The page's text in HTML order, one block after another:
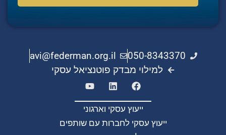
050-8343370
avi@federman.org.il
למילוי מבדק פוטנציאל עסקי
ייעוץ עסקי וארגוני
ייעוץ עסקי לחברות עם שותפים